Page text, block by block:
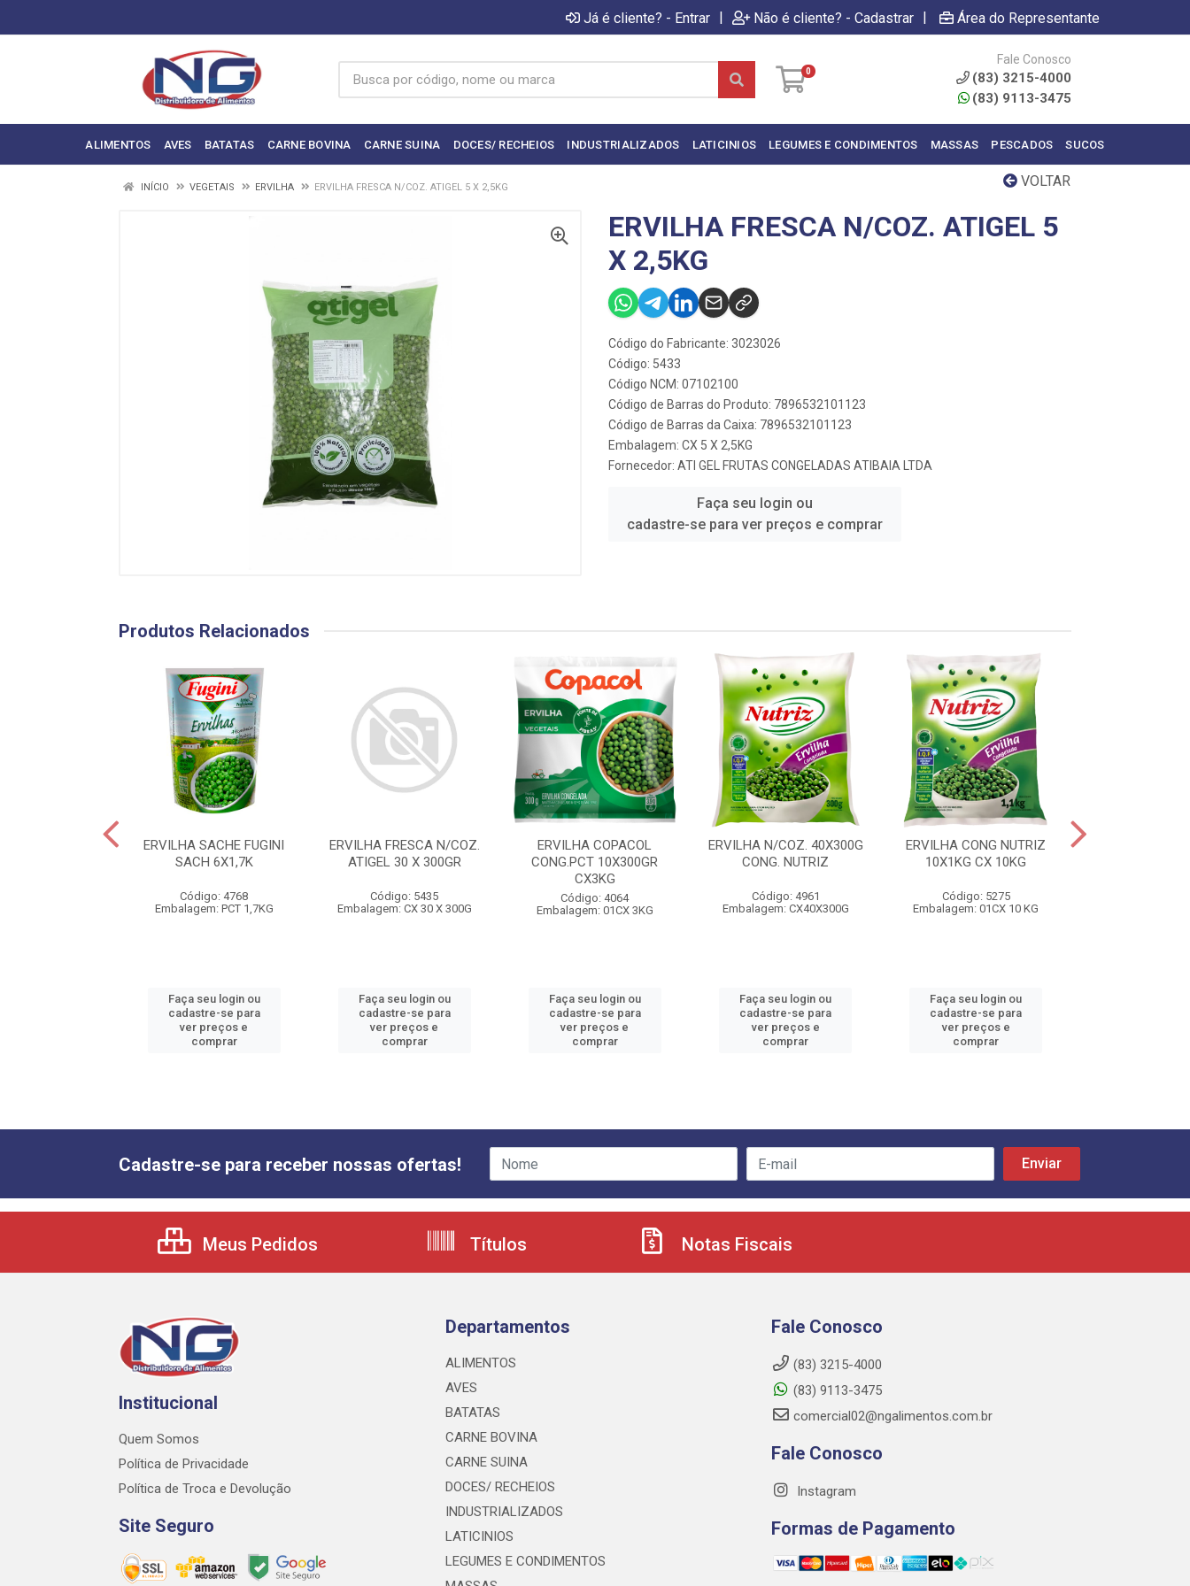
Já é cliente? - Entrar | Não é cliente? - Cadastrar | Área do Representante
0
Fale Conosco
(83) 3215-4000
(83) 9113-3475
ALIMENTOS AVES BATATAS CARNE BOVINA CARNE SUINA DOCES/ RECHEIOS INDUSTRIALIZADOS LATICINIOS LEGUMES E CONDIMENTOS MASSAS PESCADOS SUCOS
VOLTAR
INÍCIO VEGETAIS ERVILHA ERVILHA FRESCA N/COZ. ATIGEL 5 X 2,5KG
ERVILHA FRESCA N/COZ. ATIGEL 5
X 2,5KG
Código do Fabricante: 3023026
Código: 5433
Código NCM: 07102100
Código de Barras do Produto: 7896532101123
Código de Barras da Caixa: 7896532101123
Embalagem: CX 5 X 2,5KG
Fornecedor: ATI GEL FRUTAS CONGELADAS ATIBAIA LTDA
Faça seu login ou
cadastre-se para ver preços e comprar
Produtos Relacionados
ERVILHA SACHE FUGINI
SACH 6X1,7K
Código: 4768
Embalagem: PCT 1,7KG
Faça seu login ou
cadastre-se para
ver preços e
comprar
ERVILHA FRESCA N/COZ.
ATIGEL 30 X 300GR
Código: 5435
Embalagem: CX 30 X 300G
Faça seu login ou
cadastre-se para
ver preços e
comprar
ERVILHA COPACOL
CONG.PCT 10X300GR
CX3KG
Código: 4064
Embalagem: 01CX 3KG
Faça seu login ou
cadastre-se para
ver preços e
comprar
ERVILHA N/COZ. 40X300G
CONG. NUTRIZ
Código: 4961
Embalagem: CX40X300G
Faça seu login ou
cadastre-se para
ver preços e
comprar
ERVILHA CONG NUTRIZ
10X1KG CX 10KG
Código: 5275
Embalagem: 01CX 10 KG
Faça seu login ou
cadastre-se para
ver preços e
comprar
Cadastre-se para receber nossas ofertas!
Meus Pedidos Títulos Notas Fiscais
Institucional
Quem Somos
Política de Privacidade
Política de Troca e Devolução
Site Seguro
Departamentos
ALIMENTOS
AVES
BATATAS
CARNE BOVINA
CARNE SUINA
DOCES/ RECHEIOS
INDUSTRIALIZADOS
LATICINIOS
LEGUMES E CONDIMENTOS
Fale Conosco
(83) 3215-4000
(83) 9113-3475
comercial02@ngalimentos.com.br
Fale Conosco
Instagram
Formas de Pagamento